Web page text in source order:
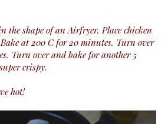
the shape of an Airfryer. Place chicken
at 200 C for 20 minutes. Turn over
Turn over and bake for another 5
crispy.
hot!